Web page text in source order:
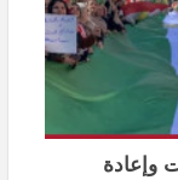
وإعادة